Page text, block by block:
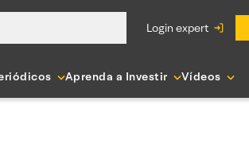
login expert
Aprenda a Investir Vídeos